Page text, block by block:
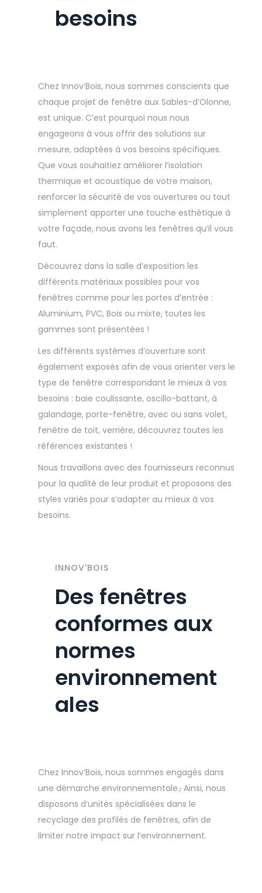
besoins
Chez Innov’Bois, nous sommes conscients que
chaque projet de fenêtre aux Sables-d’Olonne,
est unique. C’est pourquoi nous nous
engageons à vous offrir des solutions sur
mesure, adaptées à vos besoins spécifiques.
Que vous souhaitiez améliorer l’isolation
thermique et acoustique de votre maison,
renforcer la sécurité de vos ouvertures ou tout
simplement apporter une touche esthétique à
votre façade, nous avons les fenêtres qu’il vous
faut.
Découvrez dans la salle d’exposition les
différents matériaux possibles pour vos
fenêtres comme pour les portes d’entrée :
Aluminium, PVC, Bois ou mixte, toutes les
gammes sont présentées !
Les différents systèmes d’ouverture sont
également exposés afin de vous orienter vers le
type de fenêtre correspondant le mieux à vos
besoins : baie coulissante, oscillo-battant, à
galandage, porte-fenêtre, avec ou sans volet,
fenêtre de toit, verrière, découvrez toutes les
références existantes !
Nous travaillons avec des fournisseurs reconnus
pour la qualité de leur produit et proposons des
styles variés pour s’adapter au mieux à vos
besoins.
INNOV'BOIS
Des fenêtres
conformes aux
normes
environnement
ales
Chez Innov’Bois, nous sommes engagés dans
une démarche environnementale., Ainsi, nous
disposons d’unités spécialisées dans le
recyclage des profilés de fenêtres, afin de
limiter notre impact sur l’environnement.